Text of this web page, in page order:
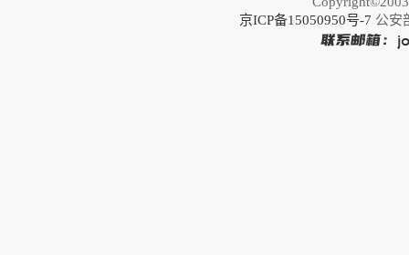
京ICP备15050950号-7 公安